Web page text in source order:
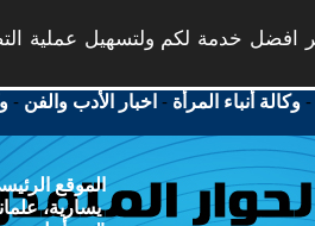
افضل خدمة لكم ولتسهيل عملية
-وكالة أنباء المرأة - اخبار الأدب والفن -
الموقع
يسارية،